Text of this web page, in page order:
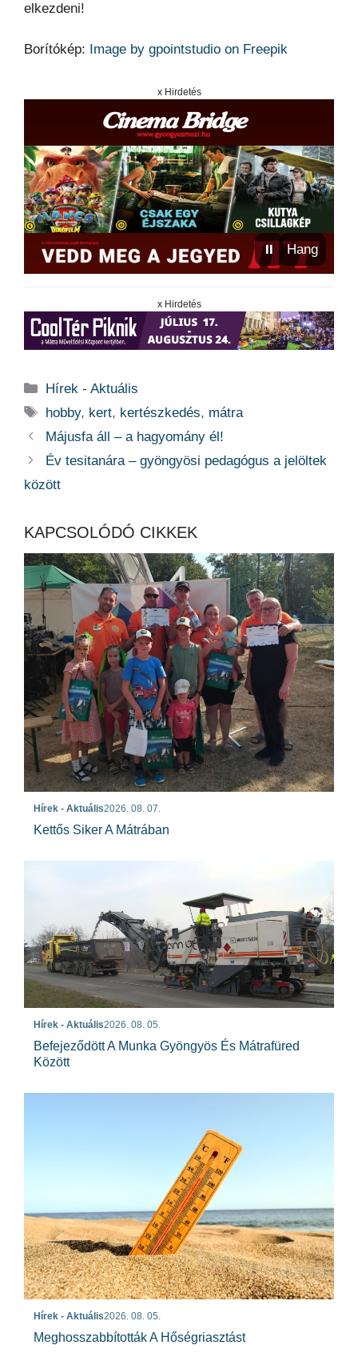
elkezdeni!
Borítókép: Image by gpointstudio on Freepik
x Hirdetés
⏸ Hang
x Hirdetés
Kategória
Hírek - Aktuális
Címkék
hobby, kert, kertészkedés, mátra
Májusfa áll – a hagyomány él!
Év tesitanára – gyöngyösi pedagógus a jelöltek
között
KAPCSOLÓDÓ CIKKEK
Hírek - Aktuális2026. 08. 07.
Kettős Siker A Mátrában
Hírek - Aktuális2026. 08. 05.
Befejeződött A Munka Gyöngyös És Mátrafüred
Között
Hírek - Aktuális2026. 08. 05.
Meghosszabbították A Hőségriasztást